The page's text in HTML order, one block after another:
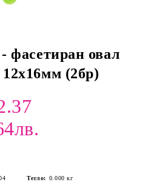
фасетиран овал
12х16мм (2бр)
Тегло: 0.000 кг